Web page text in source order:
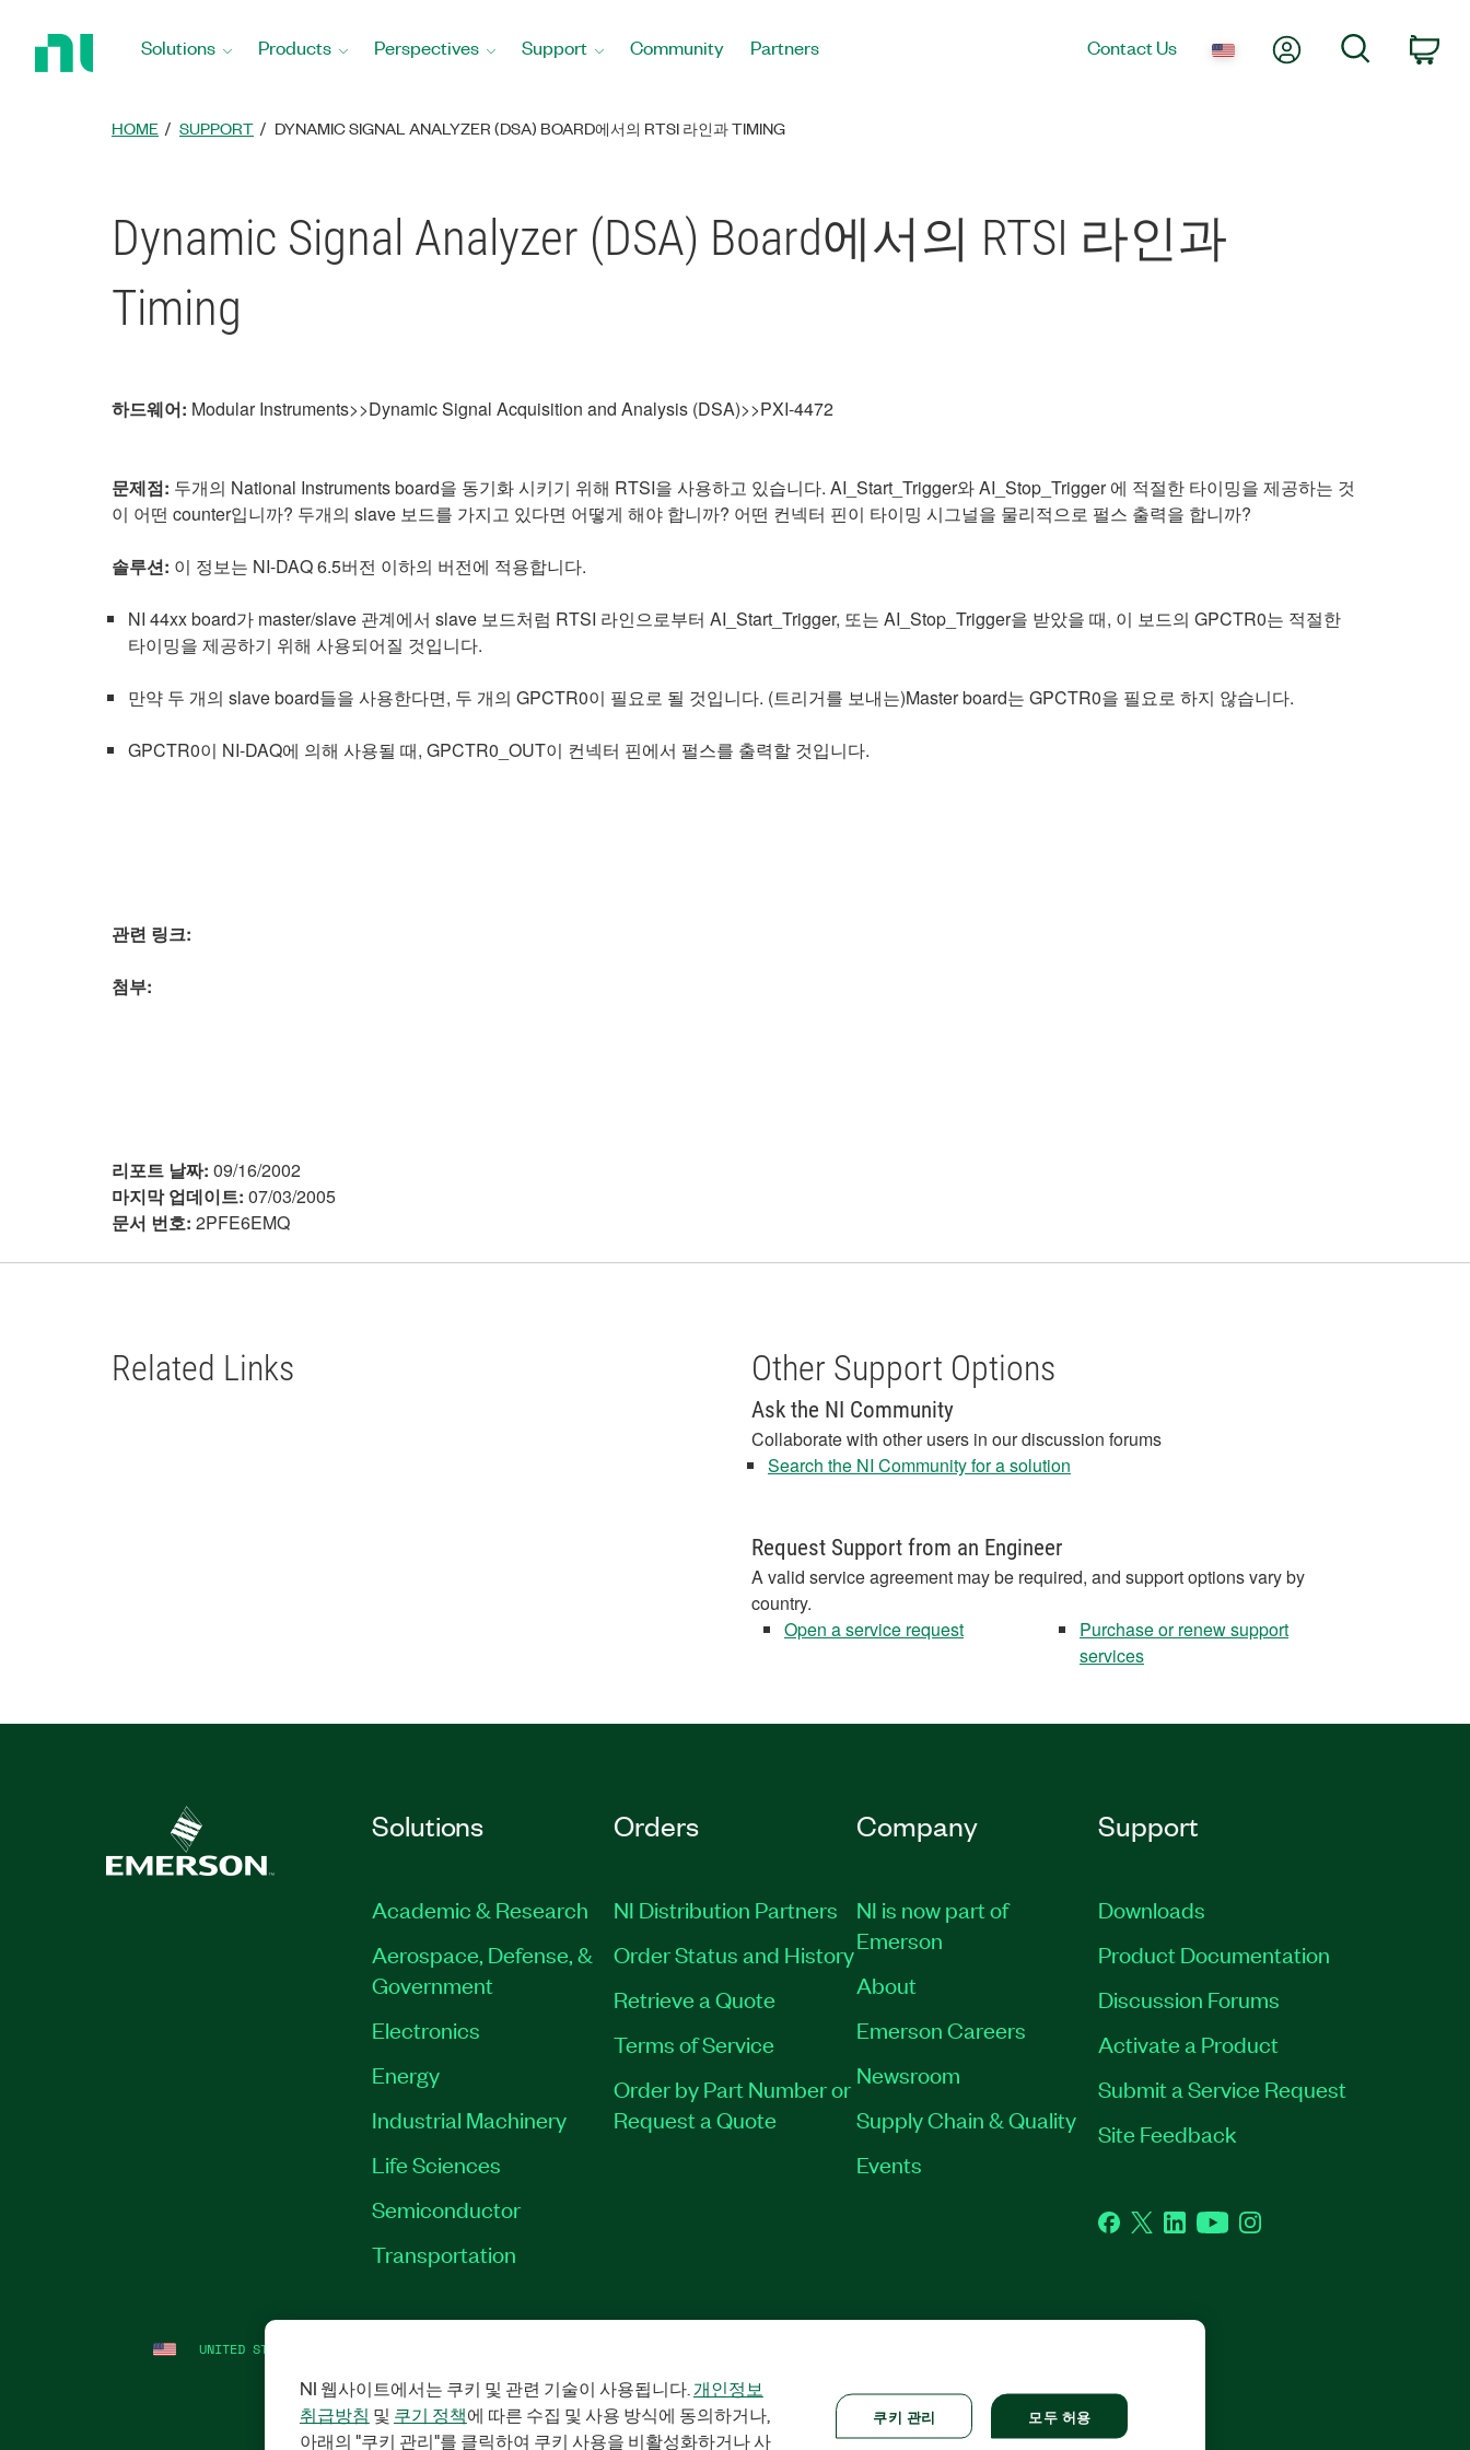
Solutions Products Perspectives Support Community Partners Contact Us My AccountSearch
HOME SUPPORT DYNAMIC SIGNAL ANALYZER (DSA) BOARD에서의 RTSI 라인과 TIMING
Dynamic Signal Analyzer (DSA) Board에서의 RTSI 라인과
Timing
하드웨어: Modular Instruments>>Dynamic Signal Acquisition and Analysis (DSA)>>PXI-4472
문제점: 두개의 National Instruments board을 동기화 시키기 위해 RTSI을 사용하고 있습니다. AI_Start_Trigger와 AI_Stop_Trigger 에 적절한 타이밍을 제공하는 것
이 어떤 counter입니까? 두개의 slave 보드를 가지고 있다면 어떻게 해야 합니까? 어떤 컨넥터 핀이 타이밍 시그널을 물리적으로 펄스 출력을 합니까?
솔루션: 이 정보는 NI-DAQ 6.5버전 이하의 버전에 적용합니다.
NI 44xx board가 master/slave 관계에서 slave 보드처럼 RTSI 라인으로부터 AI_Start_Trigger, 또는 AI_Stop_Trigger을 받았을 때, 이 보드의 GPCTR0는 적절한
타이밍을 제공하기 위해 사용되어질 것입니다.
만약 두 개의 slave board들을 사용한다면, 두 개의 GPCTR0이 필요로 될 것입니다. (트리거를 보내는)Master board는 GPCTR0을 필요로 하지 않습니다.
GPCTR0이 NI-DAQ에 의해 사용될 때, GPCTR0_OUT이 컨넥터 핀에서 펄스를 출력할 것입니다.
관련 링크:
첨부:
리포트 날짜: 09/16/2002
마지막 업데이트: 07/03/2005
문서 번호: 2PFE6EMQ
Related Links Other Support Options
Ask the NI Community
Collaborate with other users in our discussion forums
Search the NI Community for a solution
Request Support from an Engineer
A valid service agreement may be required, and support options vary by
country.
Open a service request
Purchase or renew support
services
Solutions
Academic & Research
Aerospace, Defense, &
Government
Electronics
Energy
Industrial Machinery
Life Sciences
Semiconductor
Transportation
Orders
NI Distribution Partners
Order Status and History
Retrieve a Quote
Terms of Service
Order by Part Number or
Request a Quote
Company
NI is now part of
Emerson
About
Emerson Careers
Newsroom
Supply Chain & Quality
Events
Support
Downloads
Product Documentation
Discussion Forums
Activate a Product
Submit a Service Request
Site Feedback
Facebook
TwitterLinkedInYouTubeInstagram
UNITED STATES (ENGLISH)
NI 웹사이트에서는 쿠키 및 관련 기술이 사용됩니다. 개인정보
취급방침 및 쿠기 정책에 따른 수집 및 사용 방식에 동의하거나,
아래의 "쿠키 관리"를 클릭하여 쿠키 사용을 비활성화하거나 사
쿠키 관리 모두 허용